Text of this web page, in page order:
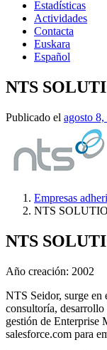
Estadísticas
Actividades
Contacta
Euskara
Español
NTS
Publicado el agosto 8,
Empresas
NTS
NTS
Año creación: 2002
NTS Seidor, surge en
consultoría,
gestión de Enterprise
salesforce.com para